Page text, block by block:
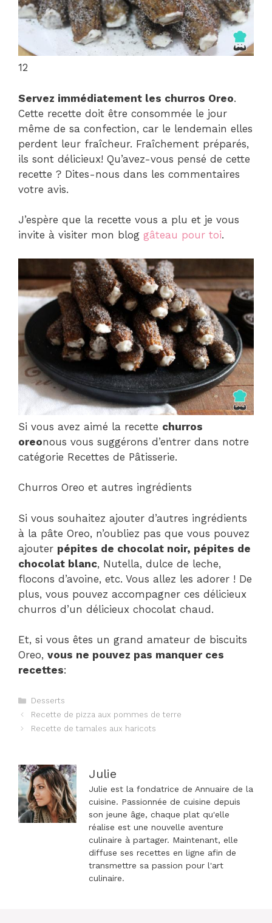
12
Servez immédiatement les churros Oreo.
Cette recette doit être consommée le jour
même de sa confection, car le lendemain elles
perdent leur fraîcheur. Fraîchement préparés,
ils sont délicieux! Qu’avez-vous pensé de cette
recette ? Dites-nous dans les commentaires
votre avis.
J’espère que la recette vous a plu et je vous
invite à visiter mon blog gâteau pour toi.
Si vous avez aimé la recette churros
oreonous vous suggérons d’entrer dans notre
catégorie Recettes de Pâtisserie.
Churros Oreo et autres ingrédients
Si vous souhaitez ajouter d’autres ingrédients
à la pâte Oreo, n’oubliez pas que vous pouvez
ajouter pépites de chocolat noir, pépites de
chocolat blanc, Nutella, dulce de leche,
flocons d’avoine, etc. Vous allez les adorer ! De
plus, vous pouvez accompagner ces délicieux
churros d’un délicieux chocolat chaud.
Et, si vous êtes un grand amateur de biscuits
Oreo, vous ne pouvez pas manquer ces
recettes:
Catégories
Desserts
Navigation
des
Recette de pizza aux pommes de terre
Recette de tamales aux haricots
Julie
Julie est la fondatrice de Annuaire de la
cuisine. Passionnée de cuisine depuis
son jeune âge, chaque plat qu'elle
réalise est une nouvelle aventure
culinaire à partager. Maintenant, elle
diffuse ses recettes en ligne afin de
transmettre sa passion pour l'art
culinaire.